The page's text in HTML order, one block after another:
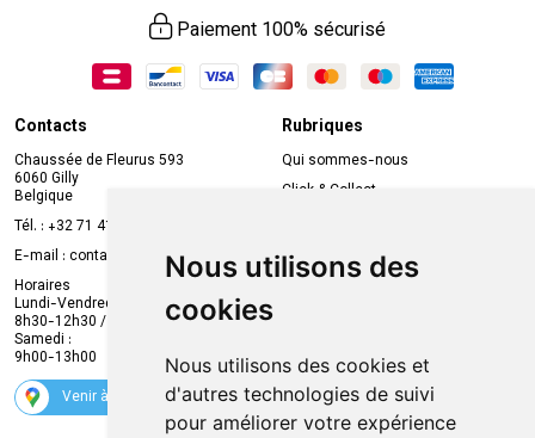
Nous utilisons des
cookies
Nous utilisons des cookies et
d'autres technologies de suivi
pour améliorer votre expérience
Paiement 100% sécurisé
Contacts
Chaussée de Fleurus 593
6060 Gilly
Belgique
Tél. : +32 71 41 32 10
E-mail : contact
mvapharma.be
Horaires
Lundi-Vendredi :
8h30-12h30 / 13h30-18h30
Samedi :
9h00-13h00
Venir à la pharmacie
Rubriques
Qui sommes-nous
Click & Collect
Compte professionnel
Envoi d’ordonnance
Suivez-nous